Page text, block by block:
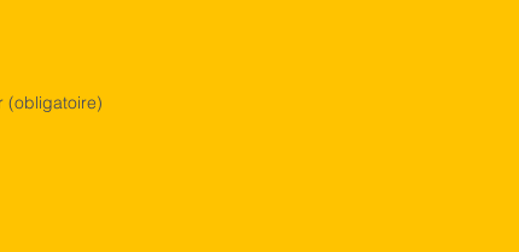
(obligatoire)